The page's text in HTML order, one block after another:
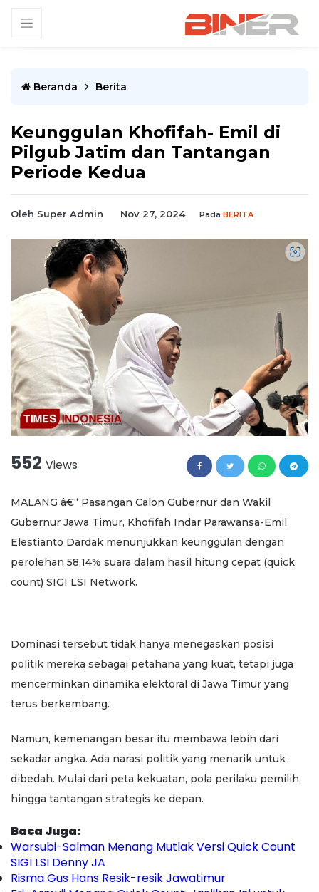
Beranda Berita
Keunggulan Khofifah- Emil di
Pilgub Jatim dan Tantangan
Periode Kedua
Oleh Super Admin Nov 27, 2024 Pada BERITA
552 Views
MALANG â€“ Pasangan Calon Gubernur dan Wakil
Gubernur Jawa Timur, Khofifah Indar Parawansa-Emil
Elestianto Dardak menunjukkan keunggulan dengan
perolehan 58,14% suara dalam hasil hitung cepat (quick
count) SIGI LSI Network.
Dominasi tersebut tidak hanya menegaskan posisi
politik mereka sebagai petahana yang kuat, tetapi juga
mencerminkan dinamika elektoral di Jawa Timur yang
terus berkembang.
Namun, kemenangan besar itu membawa lebih dari
sekadar angka. Ada narasi politik yang menarik untuk
dibedah. Mulai dari peta kekuatan, pola perilaku pemilih,
hingga tantangan strategis ke depan.
Baca Juga:
Warsubi-Salman Menang Mutlak Versi Quick Count
SIGI LSI Denny JA
Risma Gus Hans Resik-resik Jawatimur